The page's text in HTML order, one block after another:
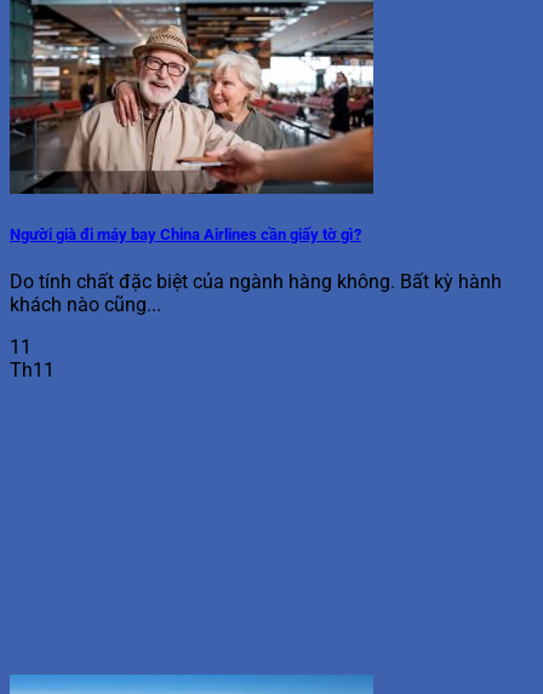
Người già đi máy bay China Airlines cần giấy tờ gì?
Do tính chất đặc biệt của ngành hàng không. Bất kỳ hành
khách nào cũng...
11
Th11